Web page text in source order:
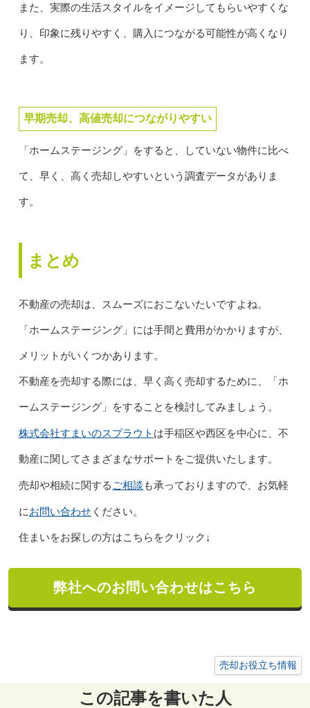
また、実際の生活スタイルをイメージしてもらいやすくな
り、印象に残りやすく、購入につながる可能性が高くなり
ます。
早期売却、高値売却につながりやすい
「ホームステージング」をすると、していない物件に比べ
て、早く、高く売却しやすいという調査データがありま
す。
まとめ
不動産の売却は、スムーズにおこないたいですよね。
「ホームステージング」には手間と費用がかかりますが、
メリットがいくつかあります。
不動産を売却する際には、早く高く売却するために、「ホ
ームステージング」をすることを検討してみましょう。
株式会社すまいのスプラウト は手稲区や西区を中心に、不
動産に関してさまざまなサポートをご提供いたします。
売却や相続に関する ご相談 も承っておりますので、お気軽
にお問い合わせください。
住まいをお探しの方はこちらをクリック↓
弊社へのお問い合わせはこちら
売却お役立ち情報
この記事を書いた人